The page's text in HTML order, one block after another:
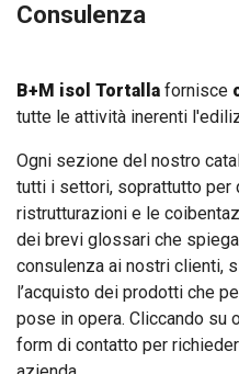
Consulenza
B+M isol Tortalla fornisce
tutte le attività inerenti
Ogni sezione del nostro
tutti i settori, soprattutto per
ristrutturazioni e le
dei brevi glossari che
consulenza ai nostri clienti,
l’acquisto dei prodotti che
pose in opera. Cliccando su
form di contatto per